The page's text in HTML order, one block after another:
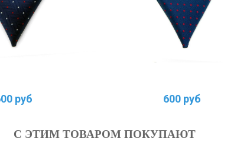
руб 600 руб
С ЭТИМ ТОВАРОМ ПОКУПАЮТ